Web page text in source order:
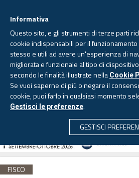
CERCA
Venerdì, 7 agosto 2026 -
FISCO
Informativa
Questo sito, e gli strumenti di terze parti
cookie indispensabili per il
stesso e utili ad avere un'esperienza di
migliorata e funzionale al tipo di
secondo le finalità illustrate nella Cookie
Se vuoi saperne di più o negare il
cookie, puoi farlo in qualsiasi momento
Gestisci le preferenze.
GESTISCI